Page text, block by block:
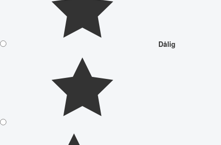
Dålig